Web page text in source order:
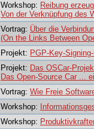
Workshop: Reibung
Von der Verknüpfung des
Vortrag: Über die
(On the Links Between
Projekt: PGP-Key-
Projekt: Das OSCar-
Das Open-Source Car ...
Vortrag: Wie Freie
Workshop:
Workshop: